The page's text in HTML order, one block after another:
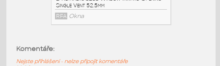
Komentáře:
Nejste přihlášeni - nelze připojit komentáře